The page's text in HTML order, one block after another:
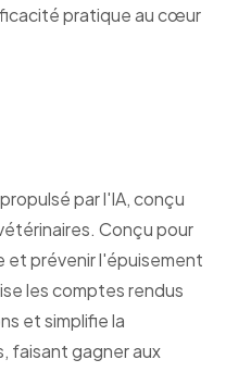
pratique au cœur
par l'IA, conçu
Conçu pour
et prévenir l'épuisement
les comptes rendus
et simplifie la
faisant gagner aux